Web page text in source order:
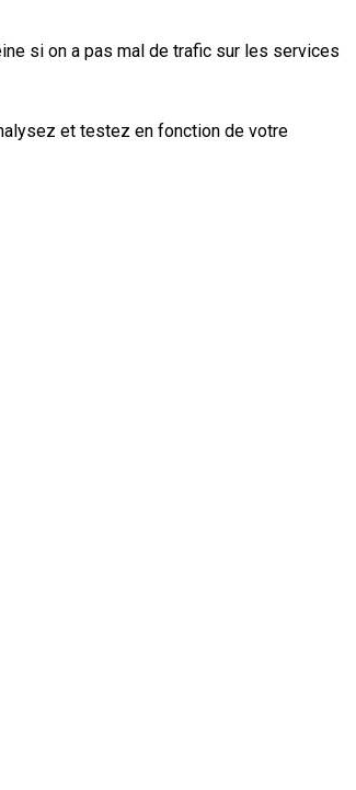
si on a pas mal de trafic sur les services
et testez en fonction de votre